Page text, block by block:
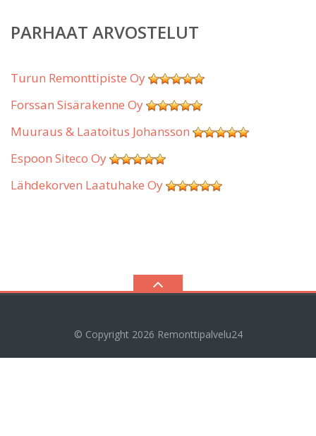
PARHAAT ARVOSTELUT
Turun Remonttipiste Oy
Forssan Sisärakenne Oy
Muuraus & Laatoitus Johansson
Espoon Siteco Oy
Lähdekorven Laatuhake Oy
© Copyright 2026 Remonttipalvelu24